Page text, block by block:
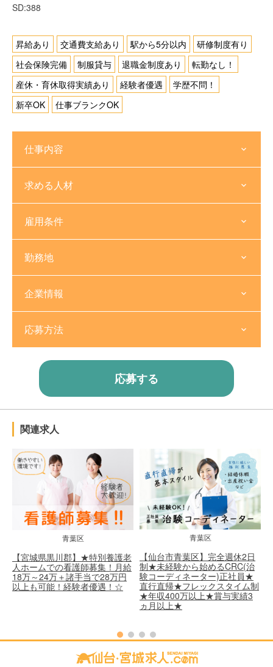
SD:388
昇給あり 交通費支給あり 駅から5分以内
研修制度有り
社会保険完備
制服貸与 退職金制度あり
転勤なし！
産休・育休取得実績あり
経験者優遇
学歴不問！
新卒OK
仕事ブランクOK
仕事内容
求める人材
雇用条件
勤務地
企業情報
応募方法
応募する
関連求人
青葉区
【宮城県黒川郡】★特別養護老
人ホームでの看護師募集！月給
18万～24万＋諸手当で28万円
以上も可能！経験者優遇！☆
青葉区
【仙台市青葉区】完全週休2日
制★未経験から始めるCRC(治
験コーディネーター)正社員★
直行直帰★フレックスタイム制
★年収400万以上★賞与実績3
ヵ月以上★